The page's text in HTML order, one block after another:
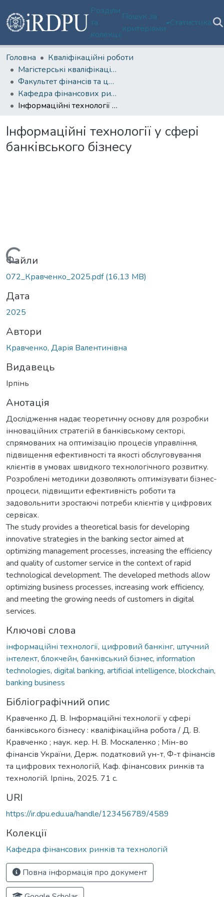
Розділи
та
колекції
Пошук за
критеріями
Статистика
Головна
Кваліфікаційні роботи
Магістерські кваліфікаційні роботи
Факультет фінансів та цифрових технологій
Кафедра фінансових ринків та технологій
Інформаційні технології у сфері банківського бізнесу
Інформаційні технології у сфері
банківського бізнесу
Вантажиться...
Файли
072_Кравченко_2025.pdf(16,13 MB)
Дата
2025
Автори
Кравченко, Дарія Валентинівна
Видавець
Ірпінь
Анотація
Дослідження надає теоретичну основу для розробки
інноваційних стратегій в банківському секторі,
спрямованих на оптимізацію процесів управління,
підвищення ефективності та якості обслуговування
клієнтів в умовах швидкого технологічного розвитку.
Розроблені методики дозволяють оптимізувати бізнес-
процеси, підвищити ефективність роботи та
задовольнити зростаючі потреби клієнтів у цифрових
сервісах.
The study provides a theoretical basis for developing
innovative strategies in the banking sector aimed at
optimizing management processes, increasing the efficiency
and quality of customer service in the context of rapid
technological development. The developed methods allow
optimizing business processes, increasing work efficiency,
and meeting the growing needs of customers in digital
services.
Ключові слова
інформаційні технології, цифровий банкінг, штучний
інтелект, блокчейн, банківський бізнес, information
technologies, digital banking, artificial intelligence, blockchain,
banking business
Бібліографічний опис
Кравченко Д. В. Інформаційні технології у сфері
банківського бізнесу : кваліфікаційна робота / Д. В.
Кравченко ; наук. кер. Н. В. Москаленко ; Мін-во
фінансів України, Держ. податковий ун-т, Ф-т фінансів
та цифрових технологій, Каф. фінансових ринків та
технологій. Ірпінь, 2025. 71 с.
URI
https://ir.dpu.edu.ua/handle/123456789/4589
Колекції
Кафедра фінансових ринків та технологій
Повна інформація про документ